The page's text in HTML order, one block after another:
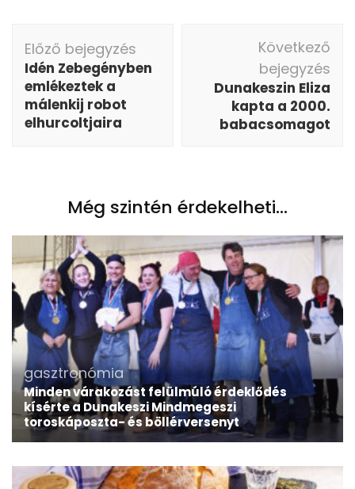
Bejegyzés
navigáció
Előző bejegyzés
Idén Zebegényben
emlékeztek a
málenkij robot
elhurcoltjaira
Következő
bejegyzés
Dunakeszin Eliza
kapta a 2000.
babacsomagot
Még szintén érdekelheti...
gasztronómia
Minden várakozást felülmúló érdeklődés
kísérte a Dunakeszi Mindmegeszi
toroskáposzta- és böllérversenyt